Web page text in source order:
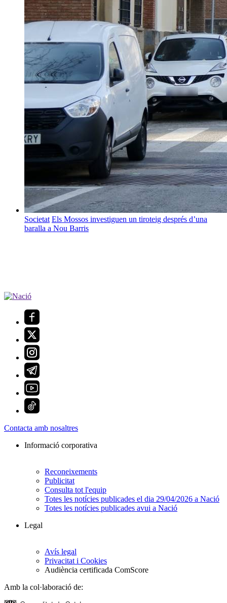
Societat Els Mossos investiguen un tiroteig després d’una
baralla a Nou Barris
Contacta amb nosaltres
Informació corporativa
Reconeixements
Publicitat
Consulta tot l'equip
Totes les notícies publicades el dia 29/04/2026 a Nació
Totes les notícies publicades avui a Nació
Legal
Avís legal
Privacitat i Cookies
Audiència certificada ComScore
Amb la col·laboració de: